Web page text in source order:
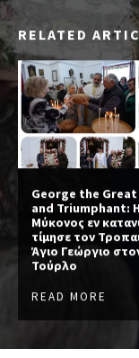
RELATED
George the
and Triumphant:
Μύκονος εν
τίμησε τον
Άγιο Γεώργιο
Τούρλο
READ MORE